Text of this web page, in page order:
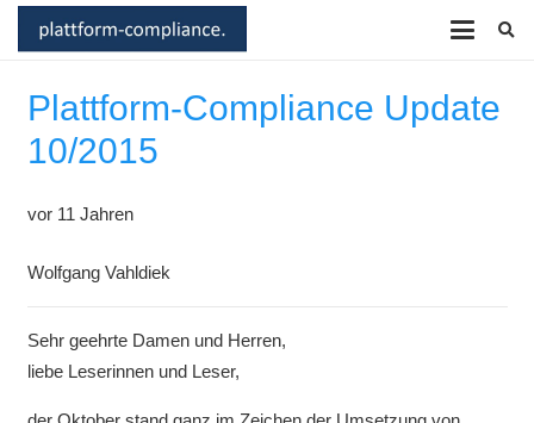
Plattform-Compliance Update
10/2015
vor 11 Jahren
Wolfgang Vahldiek
Sehr geehrte Damen und Herren,
liebe Leserinnen und Leser,